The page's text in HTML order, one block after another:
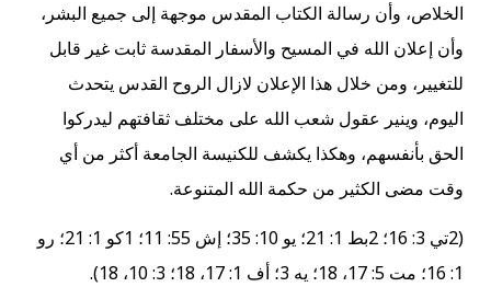
الخلاص، وأن رسالة الكتاب المقدس موجهة إلى جميع البشر،
وأن إعلان الله في المسيح والأسفار المقدسة ثابت غير قابل
للتغيير، ومن خلال هذا الإعلان لازال الروح القدس يتحدث
اليوم، وينير عقول شعب الله على مختلف ثقافتهم ليدركوا
الحق بأنفسهم، وهكذا يكشف للكنيسة الجامعة أكثر من أي
وقت مضى الكثير من حكمة الله المتنوعة.
(2تي 3: 16؛ 2بط 1: 21؛ يو 10: 35؛ إش 55: 11؛ 1كو 1: 21؛ رو
1: 16؛ مت 5: 17، 18؛ يه 3؛ أف 1: 17، 18؛ 3: 10، 18).